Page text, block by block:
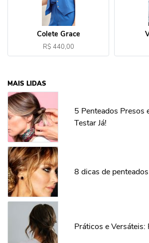
Colete Grace
R$ 440,00
MAIS LIDAS
5 Penteados Presos
Testar Já!
8 dicas de
Práticos e Versáteis: